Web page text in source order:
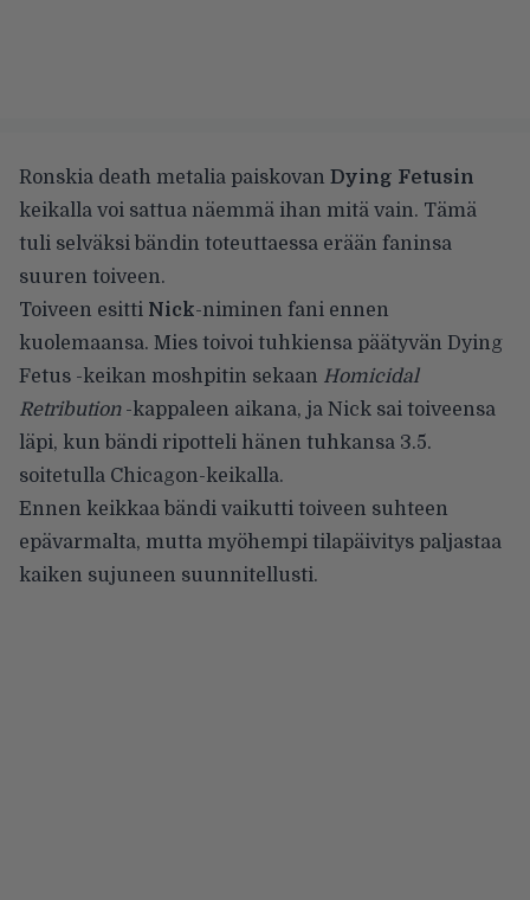
Ronskia death metalia paiskovan Dying Fetusin
keikalla voi sattua näemmä ihan mitä vain. Tämä
tuli selväksi bändin toteuttaessa erään faninsa
suuren toiveen.
Toiveen esitti Nick-niminen fani ennen
kuolemaansa. Mies toivoi tuhkiensa päätyvän Dying
Fetus -keikan moshpitin sekaan Homicidal
Retribution-kappaleen aikana, ja Nick sai toiveensa
läpi, kun bändi ripotteli hänen tuhkansa 3.5.
soitetulla Chicagon-keikalla.
Ennen keikkaa bändi vaikutti toiveen suhteen
epävarmalta, mutta myöhempi tilapäivitys paljastaa
kaiken sujuneen suunnitellusti.